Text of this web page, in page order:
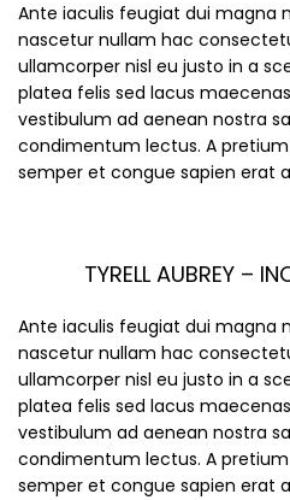
Ante iaculis feugiat dui magna
nascetur nullam hac
ullamcorper nisl eu justo in a
platea felis sed lacus
vestibulum ad aenean nostra
condimentum lectus. A
semper et congue sapien erat
TYRELL AUBREY –
Ante iaculis feugiat dui magna
nascetur nullam hac
ullamcorper nisl eu justo in a
platea felis sed lacus
vestibulum ad aenean nostra
condimentum lectus. A
semper et congue sapien erat